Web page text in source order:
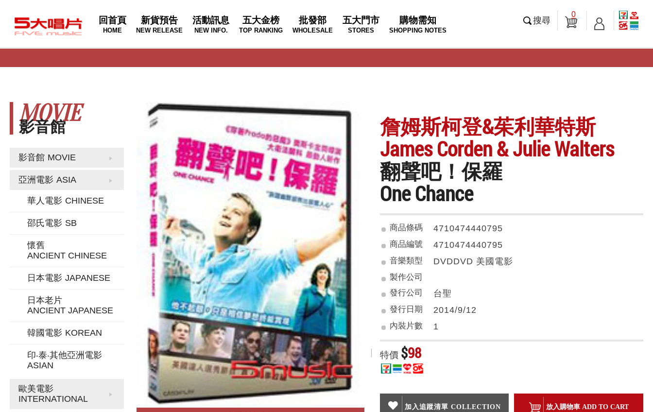
回首頁
HOME
新貨預告
NEW RELEASE
活動訊息
NEW INFO.
五大金榜
TOP RANKING
批發部
WHOLESALE
五大門市
STORES
購物需知
SHOPPING NOTES
搜尋
0
影音館
MOVIE
影音館 MOVIE
亞洲電影 ASIA
華人電影 CHINESE
邵氏電影 SB
懷舊
ANCIENT CHINESE
日本電影 JAPANESE
日本老片
ANCIENT JAPANESE
韓國電影 KOREAN
印‧泰‧其他亞洲電影
ASIAN
歐美電影
INTERNATIONAL
詹姆斯柯登&茱利華特斯
James Corden & Julie Walters
翻聲吧！保羅
One Chance
商品條碼 4710474440795
商品編號 4710474440795
音樂類型 DVDDVD 美國電影
製作公司
發行公司
台聖
發行日期 2014/9/12
內裝片數 1
特價 $98
加入追蹤清單 COLLECTION 放入購物車 ADD TO CART